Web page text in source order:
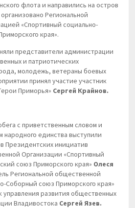
флота и направились на остров
Региональной
«Спортивный социально-
края».
представители администрации
и патриотических
молодежь, ветераны боевых
принял участие участник
Приморья» Сергей Крайнов.
с приветственным словом и
единства выступили
Президентских инициатив
Организации «Спортивный
союз Приморского края» Олеся
Региональной общественной
Соборный союз Приморского края»
управления развития общественных
Владивостока Сергей Язев.